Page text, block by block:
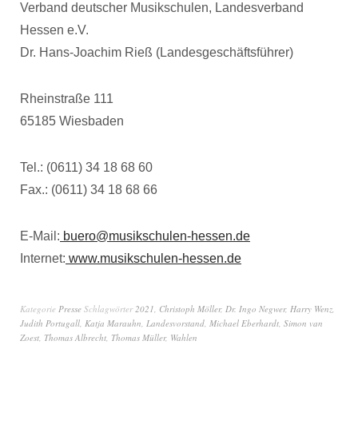
Verband deutscher Musikschulen, Landesverband
Hessen e.V.
Dr. Hans-Joachim Rieß (Landesgeschäftsführer)
Rheinstraße 111
65185 Wiesbaden
Tel.: (0611) 34 18 68 60
Fax.: (0611) 34 18 68 66
E-Mail: buero@musikschulen-hessen.de
Internet: www.musikschulen-hessen.de
Kategorie Presse Schlagwörter2021, Christoph Möller, Dr. Ingo Negwer, Harry Wenz,
Judith Portugall, Katja Marauhn, Landesvorstand, Michael Eberhardt, Simon van
Zoest, Thomas Albrecht, Thomas Müller, Wahlen